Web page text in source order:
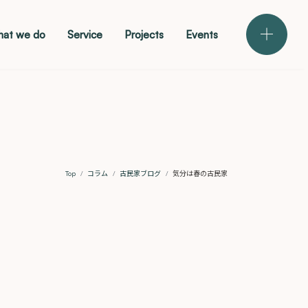
メニュー
we do Service Projects Events
Top コラム 古民家ブログ 気分は春の古民家